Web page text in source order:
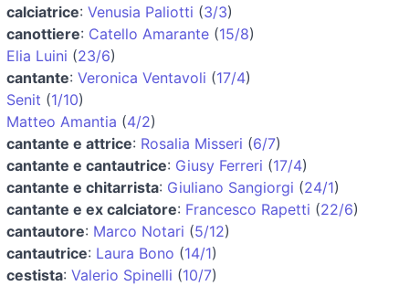
calciatrice: Venusia Paliotti (3/3)
canottiere: Catello Amarante (15/8)
Elia Luini (23/6)
cantante: Veronica Ventavoli (17/4)
Senit (1/10)
Matteo Amantia (4/2)
cantante e attrice: Rosalia Misseri (6/7)
cantante e cantautrice: Giusy Ferreri (17/4)
cantante e chitarrista: Giuliano Sangiorgi (24/1)
cantante e ex calciatore: Francesco Rapetti (22/6)
cantautore: Marco Notari (5/12)
cantautrice: Laura Bono (14/1)
cestista: Valerio Spinelli (10/7)